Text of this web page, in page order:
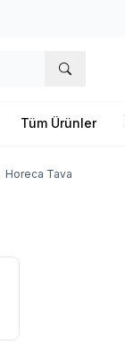
Tüm Ürünler
Horeca Tava